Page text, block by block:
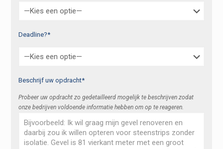
Deadline?*
Beschrijf uw opdracht*
Probeer uw opdracht zo gedetailleerd mogelijk te beschrijven zodat
onze bedrijven voldoende informatie hebben om op te reageren.